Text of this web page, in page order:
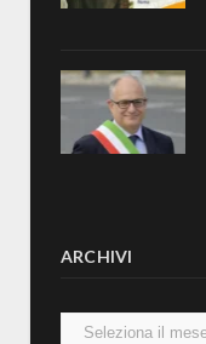
ARCHIVI
Archivi